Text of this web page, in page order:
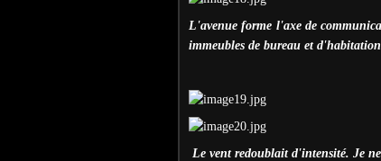
L'avenue forme l'axe de
immeubles de bureau et
Le vent redoublait d'intensité. Je